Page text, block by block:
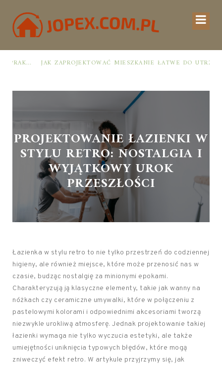
JAK ZAPROJEKTOWAĆ MIESZKANIE ŁATWE DO UTRZYMANIA W PORZĄDKU: PRAKTYCZNE ZASADY I SPRAWDZONE TRIKI
PROJEKTOWANIE ŁAZIENKI W
STYLU RETRO: NOSTALGIA I
WYJĄTKOWY UROK
PRZESZŁOŚCI
Łazienka w stylu retro to nie tylko przestrzeń do codziennej
higieny, ale również miejsce, które może przenosić nas w
czasie, budząc nostalgię za minionymi epokami.
Charakteryzują ją klasyczne elementy, takie jak wanny na
nóżkach czy ceramiczne umywalki, które w połączeniu z
pastelowymi kolorami i odpowiednimi akcesoriami tworzą
niezwykle urokliwą atmosferę. Jednak projektowanie takiej
łazienki wymaga nie tylko wyczucia estetyki, ale także
umiejętności uniknięcia typowych błędów, które mogą
zniweczyć efekt retro. W artykule przyjrzymy się, jak